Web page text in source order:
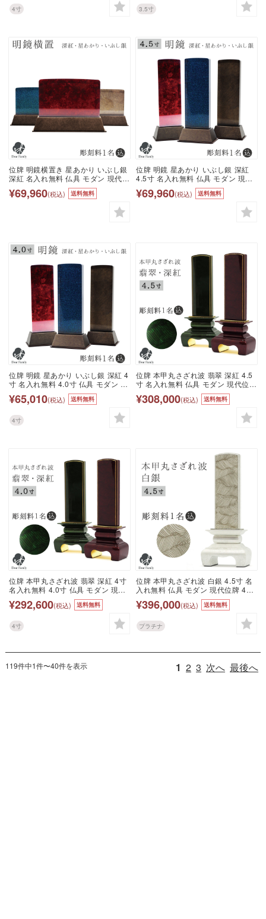
工芸 金 金紛 赤 ボルドー ワインレ
ッド グリーン 黒
4寸
金 金紛 赤 ボルドー ワインレッド
グリーン 黒
3.5寸
位牌 明鏡横置き 星あかり いぶし銀
深紅 名入れ無料 仏具 モダン 現代位
牌 49日 四十九日 法要 名入れ 彫刻
名前 戒名 梵字 終活 供養 水子 水子
供養 本位牌 アクリル 箔 いぶし銀
赤 ボルドー ワインレッド 青 夫婦位
¥69,960(税込) 送料無料
位牌 明鏡 星あかり いぶし銀 深紅
4.5寸 名入れ無料 仏具 モダン 現代
位牌 49日 四十九日 法要 名入れ 彫
刻 名前 戒名 梵字 終活 供養 水子 水
子供養 本位牌 アクリル 金 金紛 箔
いぶし銀 赤 ボルドー ワインレッド
¥69,960(税込) 送料無料
位牌 明鏡 星あかり いぶし銀 深紅 4
寸 名入れ無料 4.0寸 仏具 モダン 現
代位牌 49日 四十九日 法要 名入れ
彫刻 名前 戒名 梵字 終活 供養 水子
水子供養 本位牌 アクリル 金 金紛
箔 いぶし銀 赤 ボルドー ワインレッ
ド 青
¥65,010(税込) 送料無料
4寸
位牌 本甲丸さざれ波 翡翠 深紅 4.5
寸 名入れ無料 仏具 モダン 現代位牌
49日 四十九日 法要 名入れ 彫刻 名
前 戒名 梵字 終活 供養 水子 水子供
養 本位牌 波模様 波 金 金紛 箔 いぶ
し銀 赤 ボルドー ワインレッド 緑
¥308,000(税込) 送料無料
位牌 本甲丸さざれ波 翡翠 深紅 4寸
名入れ無料 4.0寸 仏具 モダン 現代
位牌 49日 四十九日 法要 名入れ 彫
刻 名前 戒名 梵字 終活 供養 水子 水
子供養 本位牌 波模様 波 金 金紛 箔
いぶし銀 赤 ボルドー ワインレッド
緑 グリーン
¥292,600(税込) 送料無料
4寸
位牌 本甲丸さざれ波 白銀 4.5寸 名
入れ無料 仏具 モダン 現代位牌 49
日 四十九日 法要 名入れ 彫刻 名前
戒名 梵字 終活 供養 水子 水子供養
本位牌 波模様 白 銀 ホワイト シル
バー 漆 高級 箔 プラチナ いぶし 燻
し 波
¥396,000(税込) 送料無料
プラチナ
119件中1件〜40件を表示 1 2 3 次へ 最後へ